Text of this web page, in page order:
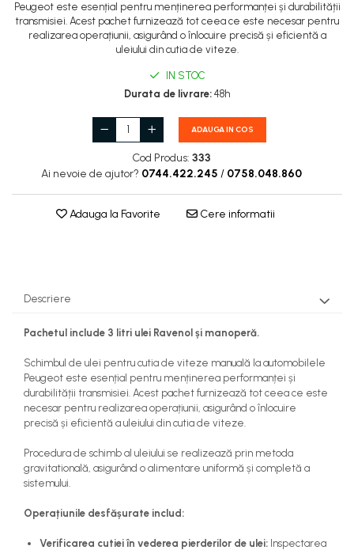
Peugeot este esențial pentru menținerea performanței și durabilității
transmisiei. Acest pachet furnizează tot ceea ce este necesar pentru
realizarea operațiunii, asigurând o înlocuire precisă și eficientă a
uleiului din cutia de viteze.
IN STOC
Durata de livrare: 48h
ADAUGA IN COS
Cod Produs: 333
Ai nevoie de ajutor? 0744.422.245 / 0758.048.860
Adauga la Favorite Cere informatii
Descriere
Pachetul include 3 litri ulei Ravenol și manoperă.
Schimbul de ulei pentru cutia de viteze manuală la automobilele
Peugeot este esențial pentru menținerea performanței și
durabilității transmisiei. Acest pachet furnizează tot ceea ce este
necesar pentru realizarea operațiunii, asigurând o înlocuire
precisă și eficientă a uleiului din cutia de viteze.
Procedura de schimb al uleiului se realizează prin metoda
gravitatională, asigurând o alimentare uniformă și completă a
sistemului.
Operațiunile desfășurate includ:
Verificarea cutiei în vederea pierderilor de ulei: Inspectarea